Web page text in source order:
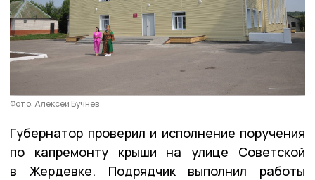
Фото: Алексей Бучнев
Губернатор проверил и исполнение поручения
по капремонту крыши на улице Советской
в Жердевке. Подрядчик выполнил работы